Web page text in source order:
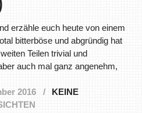
erzähle euch heute von einem
bitterböse und abgründig hat
Teilen trivial und
auch mal ganz angenehm,
2016
KEINE